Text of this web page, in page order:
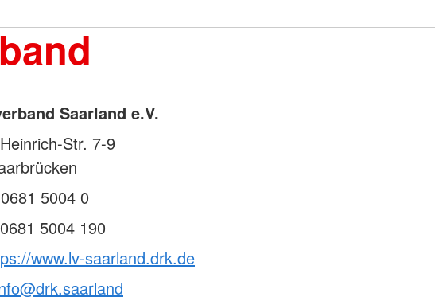
Saarland e.V.
Str. 7-9
0681 5004 0
0681 5004 190
www.lv-saarland.drk.de